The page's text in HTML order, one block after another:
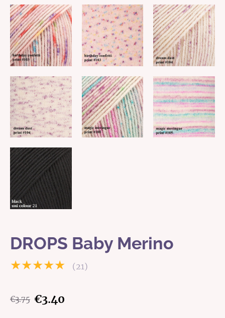
DROPS Baby Merino
★★★★★ (21)
€3.75 €3.40